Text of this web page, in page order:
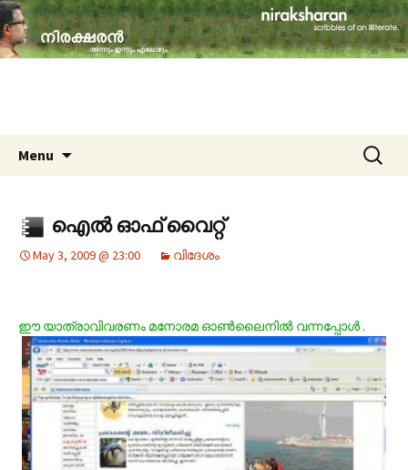
niraksharan (നിരക്ഷരൻ)
travelogues, book reviews, social issues,
cinema, memories & lot more…
Menu
Search
for:
ഐല്‍ ഓഫ് വൈറ്റ്
May 3, 2009 @ 23:00 വിദേശം
ഈ യാത്രാവിവരണം മനോരമ ഓണ്‍ലൈനില്‍ വന്നപ്പോള്‍ .